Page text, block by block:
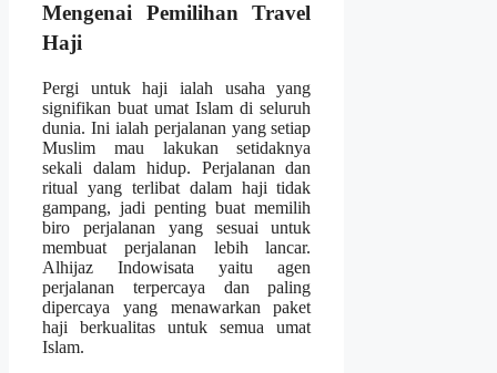
Mengenai Pemilihan Travel
Haji
Pergi untuk haji ialah usaha yang
signifikan buat umat Islam di seluruh
dunia. Ini ialah perjalanan yang setiap
Muslim mau lakukan setidaknya
sekali dalam hidup. Perjalanan dan
ritual yang terlibat dalam haji tidak
gampang, jadi penting buat memilih
biro perjalanan yang sesuai untuk
membuat perjalanan lebih lancar.
Alhijaz Indowisata yaitu agen
perjalanan terpercaya dan paling
dipercaya yang menawarkan paket
haji berkualitas untuk semua umat
Islam.